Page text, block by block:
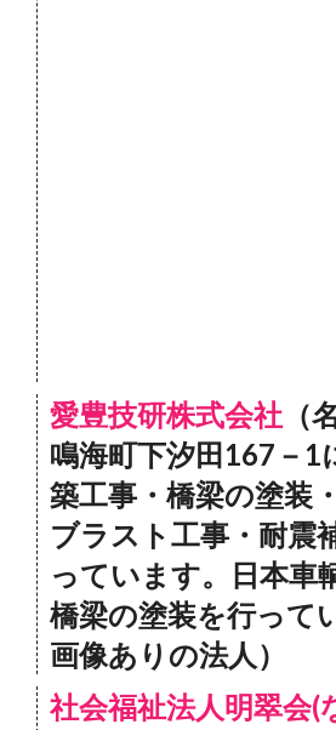
愛豊技研株式会社 （
鳴海町下汐田167－1
築工事・橋梁の塗装
ブラスト工事・耐震
っています。日本車
橋梁の塗装を行って
画像ありの法人）
社会福祉法人明翠会(